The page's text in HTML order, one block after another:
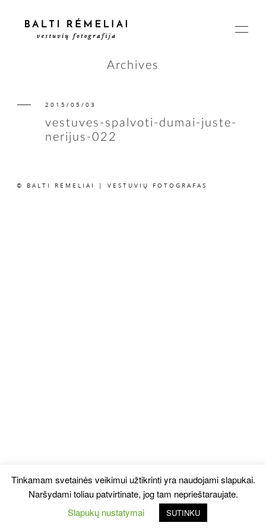
PAGRINDINIS
ISTORIJOS
Archives
2015/05/03
vestuves-spalvoti-dumai-juste-
nerijus-022
© BALTI RĖMELIAI | VESTUVIŲ FOTOGRAFAS
Tinkamam svetainės veikimui užtikrinti yra naudojami slapukai.
Naršydami toliau patvirtinate, jog tam neprieštaraujate.
Slapukų nustatymai
SUTINKU